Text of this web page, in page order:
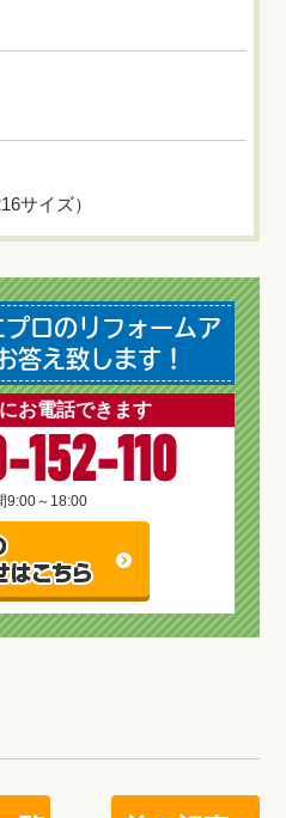
サイズ）
ロのリフォームア
答え致します！
お電話できます
152-110
9:00～18:00